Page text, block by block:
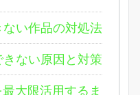
い作品の対処法
ない原因と対策
大限活用するま